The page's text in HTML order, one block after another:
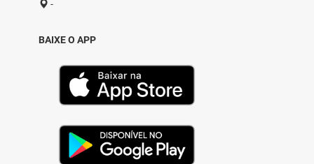
-
BAIXE O APP